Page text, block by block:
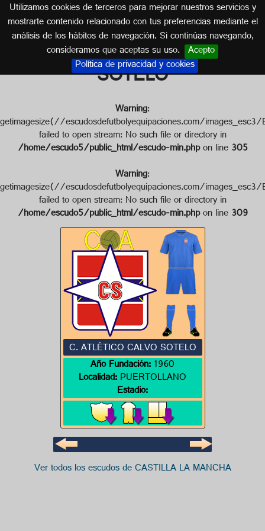
Utilizamos cookies de terceros para mejorar nuestros servicios y
mostrarte contenido relacionado con tus preferencias mediante el
análisis de los hábitos de navegación. Si continúas navegando,
consideramos que aceptas su uso. Acepto
Política de privacidad y cookies
Escudo de C. ATLÉTICO CALVO
SOTELO
CASTILLA LA MANCHA
Warning:
getimagesize(//escudosdefutbolyequipaciones.com/
failed to open stream: No such file or directory in
/home/escudo5/public_html/escudo-min.phpon line305
Warning:
getimagesize(//escudosdefutbolyequipaciones.com/
failed to open stream: No such file or directory in
/home/escudo5/public_html/escudo-min.phpon line309
C. ATLÉTICO CALVO SOTELO
Año Fundación:1960
Localidad:PUERTOLLANO
Estadio:
Ver todos los escudos de CASTILLA LA MANCHA